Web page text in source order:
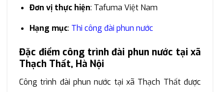
Đơn vị thực hiện: Tafuma Việt Nam
Hạng mục: Thi công đài phun nước
Đặc điểm công trình đài phun nước tại xã
Thạch Thất, Hà Nội
Công trình đài phun nước tại xã Thạch Thất được